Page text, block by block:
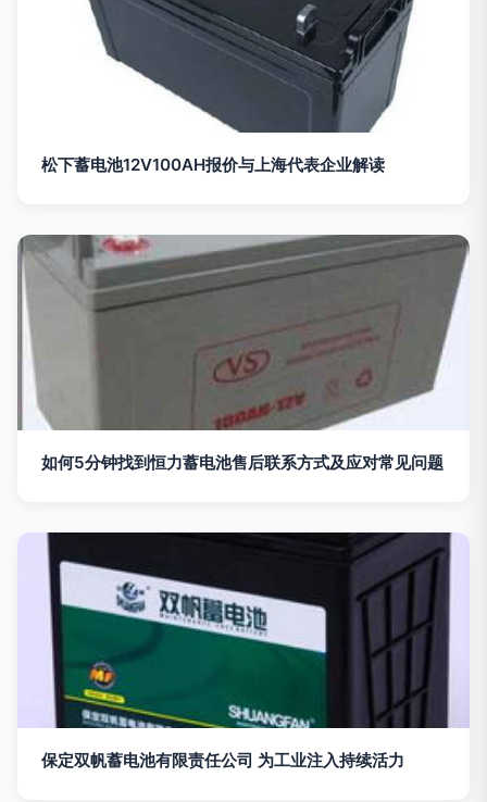
松下蓄电池12V100AH报价与上海代表企业解读
如何5分钟找到恒力蓄电池售后联系方式及应对常见问题
保定双帆蓄电池有限责任公司 为工业注入持续活力